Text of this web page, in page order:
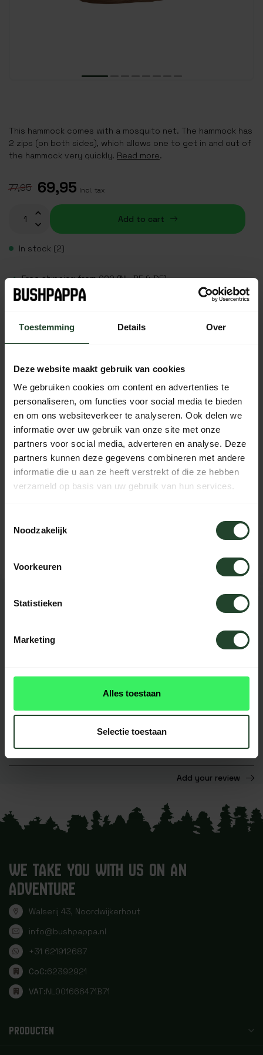
Toestemming Details Over
Deze website maakt gebruik van cookies
We gebruiken cookies om content en advertenties te
personaliseren, om functies voor social media te bieden
en om ons websiteverkeer te analyseren. Ook delen we
informatie over uw gebruik van onze site met onze
partners voor social media, adverteren en analyse. Deze
partners kunnen deze gegevens combineren met andere
informatie die u aan ze heeft verstrekt of die ze hebben
verzameld op basis van uw gebruik van hun services.
Noodzakelijk
Voorkeuren
Statistieken
Marketing
Alles toestaan
Selectie toestaan
This hammock comes with a mosquito net. The hammock has
2 zips (on both sides), which allows one to get in and out of
the hammock very quickly. Read more.
77,95 69,95 Incl. tax
Add to cart
In stock (2)
Free shipping from €90 (NL, BE & DE)
14-day cooling-off period with no-nonsense return policy
same day
PRODUCT DESCRIPTION
SPECIFICATIONS
REVIEWS 1 review
bekent mee nu andere kleur. Alles netjes en snel
binnen gekregen. Top
Add your review
WE TAKE YOU WITH US ON AN
ADVENTURE
Walserij 43, Noordwijkerhout
info@bushpappa.nl
+31 621912687
CoC:62392921
VAT:NL001666471B71
PRODUCTEN